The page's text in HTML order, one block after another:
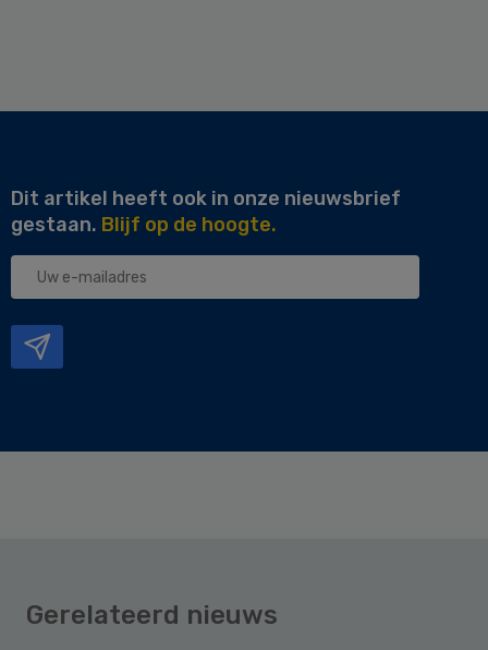
Dit artikel heeft ook in onze nieuwsbrief
gestaan. Blijf op de hoogte.
Uw
Gerelateerd nieuws